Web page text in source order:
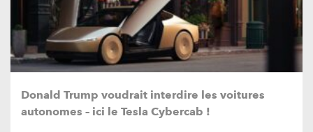
Donald Trump voudrait interdire les voitures
autonomes – ici le Tesla Cybercab !